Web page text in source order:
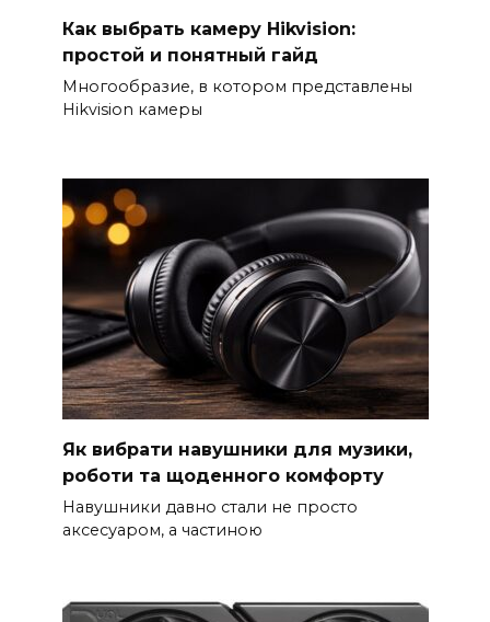
Как выбрать камеру Hikvision:
простой и понятный гайд
Многообразие, в котором представлены
Hikvision камеры
Як вибрати навушники для музики,
роботи та щоденного комфорту
Навушники давно стали не просто
аксесуаром, а частиною